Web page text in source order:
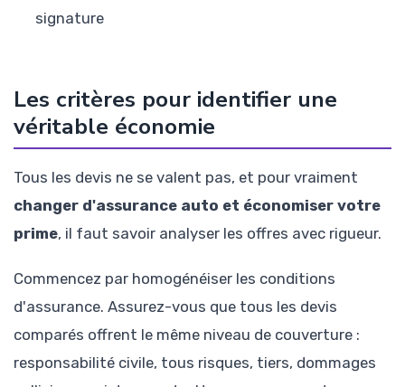
signature
Les critères pour identifier une
véritable économie
Tous les devis ne se valent pas, et pour vraiment
changer d'assurance auto et économiser votre
prime, il faut savoir analyser les offres avec rigueur.
Commencez par homogénéiser les conditions
d'assurance. Assurez-vous que tous les devis
comparés offrent le même niveau de couverture :
responsabilité civile, tous risques, tiers, dommages